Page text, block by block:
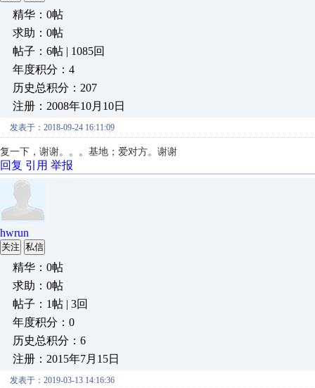
精华：0帖
求助：0帖
帖子：6帖 | 1085回
年度积分：4
历史总积分：207
注册：2008年10月10日
发表于：2018-09-24 16:11:09
复一下，谢谢。。。基地；爱对方。谢谢
回复 引用 举报
hwrun
关注 私信
精华：0帖
求助：0帖
帖子：1帖 | 3回
年度积分：0
历史总积分：6
注册：2015年7月15日
发表于：2019-03-13 14:16:36